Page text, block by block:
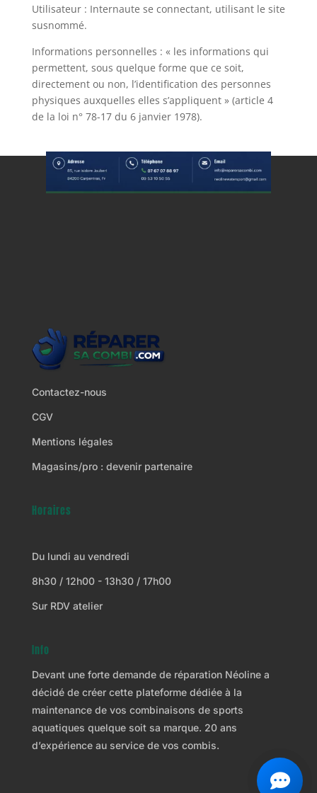
Utilisateur : Internaute se connectant, utilisant le site
susnommé.
Informations personnelles : « les informations qui
permettent, sous quelque forme que ce soit,
directement ou non, l’identification des personnes
physiques auxquelles elles s’appliquent » (article 4
de la loi n° 78-17 du 6 janvier 1978).
Contactez-nous
CGV
Mentions légales
Magasins/pro : devenir partenaire
Horaires
Du lundi au vendredi
8h30 / 12h00 - 13h30 / 17h00
Sur RDV atelier
Info
Devant une forte demande de réparation Néoline a
décidé de créer cette plateforme dédiée à la
maintenance de vos combinaisons de sports
aquatiques quelque soit sa marque. 20 ans
d’expérience au service de vos combis.